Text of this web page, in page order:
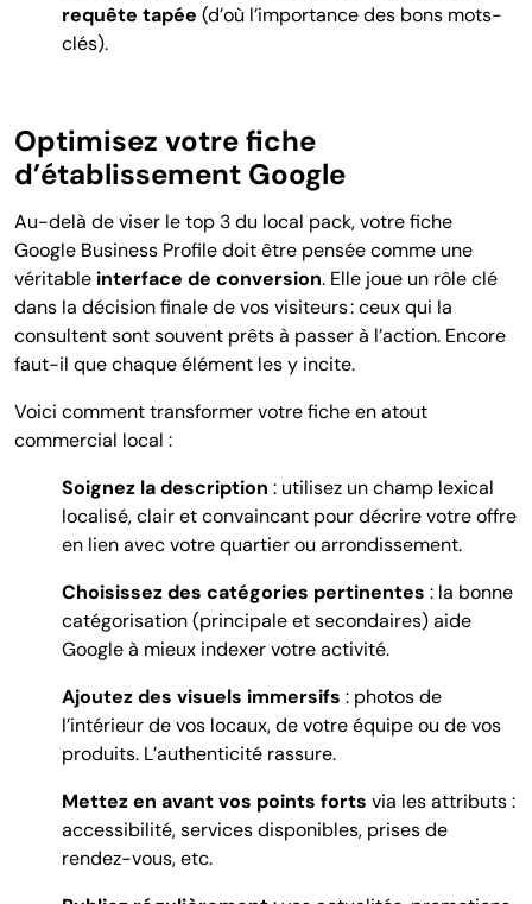
requête tapée (d’où l’importance des bons mots-
clés).
Optimisez votre fiche
d’établissement Google
Au-delà de viser le top 3 du local pack, votre fiche
Google Business Profile doit être pensée comme une
véritable interface de conversion. Elle joue un rôle clé
dans la décision finale de vos visiteurs : ceux qui la
consultent sont souvent prêts à passer à l’action. Encore
faut-il que chaque élément les y incite.
Voici comment transformer votre fiche en atout
commercial local :
Soignez la description : utilisez un champ lexical
localisé, clair et convaincant pour décrire votre offre
en lien avec votre quartier ou arrondissement.
Choisissez des catégories pertinentes : la bonne
catégorisation (principale et secondaires) aide
Google à mieux indexer votre activité.
Ajoutez des visuels immersifs : photos de
l’intérieur de vos locaux, de votre équipe ou de vos
produits. L’authenticité rassure.
Mettez en avant vos points forts via les attributs :
accessibilité, services disponibles, prises de
rendez-vous, etc.